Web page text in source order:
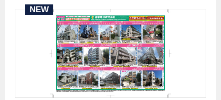
NEW